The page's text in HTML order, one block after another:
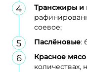
Трансжиры и
соевое;
Паслёновые:
Красное мясо
количествах,